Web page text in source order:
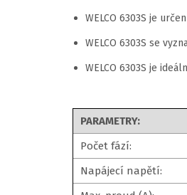
WELCO 6303S je
WELCO 6303S se
WELCO 6303S je
PARAMETRY:
Počet fází:
Napájecí napětí: